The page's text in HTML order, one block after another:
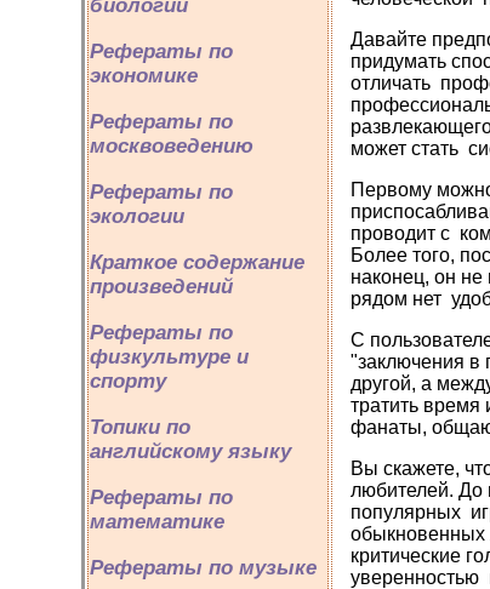
биологии
Рефераты по
экономике
Рефераты по
москвоведению
Рефераты по
экологии
Краткое содержание
произведений
Рефераты по
физкультуре и
спорту
Топики по
английскому языку
Рефераты по
математике
Рефераты по музыке
Давайте
придумать
отличать
может стать
Первому
проводит с
Более того,
наконец, он не
рядом нет
С
"заключения в
другой, а
тратить
фанаты,
Вы скажете,
любителей. До
популярных
обыкновенных
критические
уверенностью